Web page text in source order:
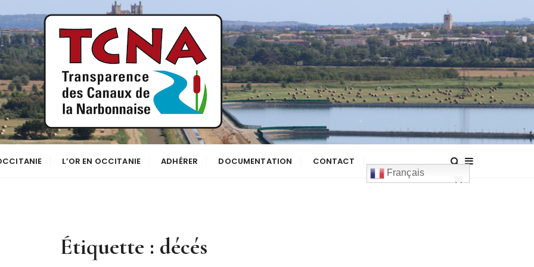
L’OR EN OCCITANIE ADHÉRER DOCUMENTATION CONTACT
Français
Étiquette : décés